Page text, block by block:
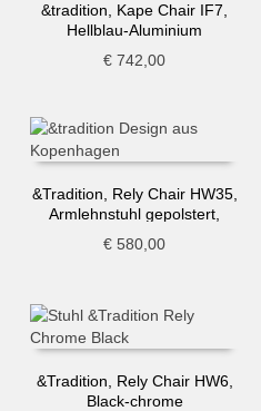
&tradition, Kape Chair IF7,
Hellblau-Aluminium
€ 742,00
&Tradition, Rely Chair HW35,
Armlehnstuhl gepolstert,
Grau-Beige
€ 580,00
&Tradition, Rely Chair HW6,
Black-chrome